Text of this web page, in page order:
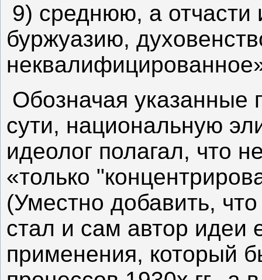
9) среднюю, а отчасти
буржуазию,
Обозначая указанные
сути, национальную
идеолог полагал, что
«только
(Уместно добавить,
стал и сам автор идеи
применения, который